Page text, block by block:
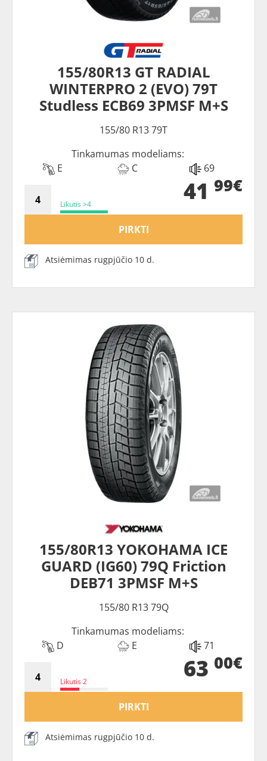
155/80R13 GT RADIAL
WINTERPRO 2 (EVO) 79T
Studless ECB69 3PMSF M+S
155/80 R13 79T
Tinkamumas modeliams:
E
C 69
Likutis >4 41 99€
PIRKTI
Atsiėmimas rugpjūčio 10 d.
155/80R13 YOKOHAMA ICE
GUARD (IG60) 79Q Friction
DEB71 3PMSF M+S
155/80 R13 79Q
Tinkamumas modeliams:
D
E 71
Likutis 2 63 00€
PIRKTI
Atsiėmimas rugpjūčio 10 d.